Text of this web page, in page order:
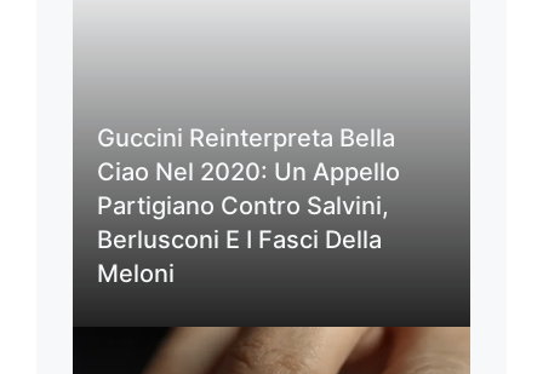
Guccini Reinterpreta Bella
Ciao Nel 2020: Un Appello
Partigiano Contro Salvini,
Berlusconi E I Fasci Della
Meloni